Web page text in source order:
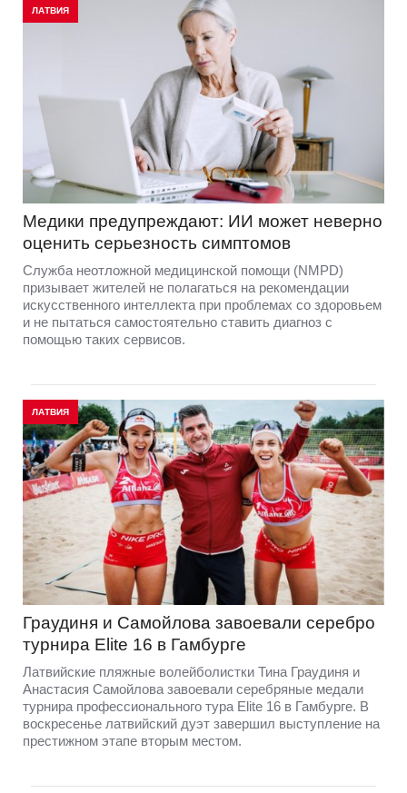
ЛАТВИЯ
Медики предупреждают: ИИ может неверно
оценить серьезность симптомов
Служба неотложной медицинской помощи (NMPD)
призывает жителей не полагаться на рекомендации
искусственного интеллекта при проблемах со здоровьем
и не пытаться самостоятельно ставить диагноз с
помощью таких сервисов.
ЛАТВИЯ
Граудиня и Самойлова завоевали серебро
турнира Elite 16 в Гамбурге
Латвийские пляжные волейболистки Тина Граудиня и
Анастасия Самойлова завоевали серебряные медали
турнира профессионального тура Elite 16 в Гамбурге. В
воскресенье латвийский дуэт завершил выступление на
престижном этапе вторым местом.